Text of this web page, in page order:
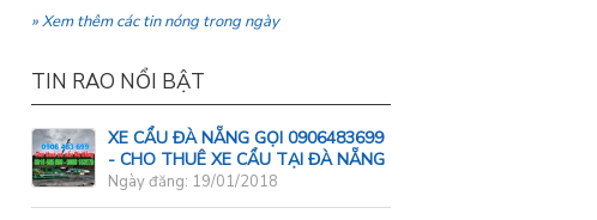
» Xem thêm các tin nóng trong ngày
TIN RAO NỔI BẬT
XE CẨU ĐÀ NẴNG GỌI 0906483699
- CHO THUÊ XE CẨU TẠI ĐÀ NẴNG
Ngày đăng: 19/01/2018